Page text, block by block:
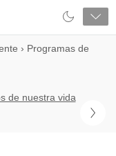
› Programas de
de nuestra vida